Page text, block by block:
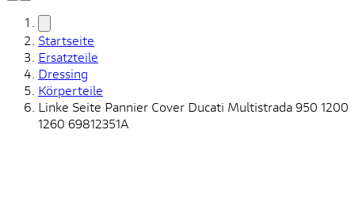
Startseite
Ersatzteile
Dressing
Körperteile
Linke Seite Pannier Cover Ducati Multistrada 950 1200
1260 69812351A